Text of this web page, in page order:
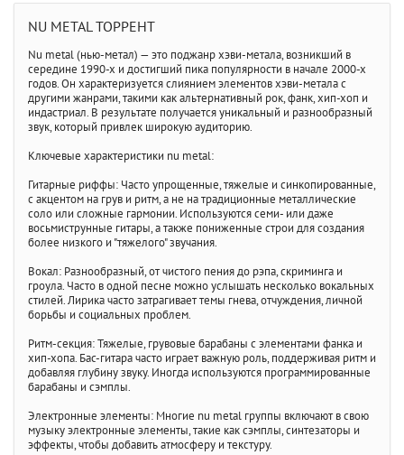
NU METAL ТОРРЕНТ
Nu metal (нью-метал) — это поджанр хэви-метала, возникший в
середине 1990-х и достигший пика популярности в начале 2000-х
годов. Он характеризуется слиянием элементов хэви-метала с
другими жанрами, такими как альтернативный рок, фанк, хип-хоп и
индастриал. В результате получается уникальный и разнообразный
звук, который привлек широкую аудиторию.
Ключевые характеристики nu metal:
Гитарные риффы: Часто упрощенные, тяжелые и синкопированные,
с акцентом на грув и ритм, а не на традиционные металлические
соло или сложные гармонии. Используются семи- или даже
восьмиструнные гитары, а также пониженные строи для создания
более низкого и "тяжелого" звучания.
Вокал: Разнообразный, от чистого пения до рэпа, скриминга и
гроула. Часто в одной песне можно услышать несколько вокальных
стилей. Лирика часто затрагивает темы гнева, отчуждения, личной
борьбы и социальных проблем.
Ритм-секция: Тяжелые, грувовые барабаны с элементами фанка и
хип-хопа. Бас-гитара часто играет важную роль, поддерживая ритм и
добавляя глубину звуку. Иногда используются программированные
барабаны и сэмплы.
Электронные элементы: Многие nu metal группы включают в свою
музыку электронные элементы, такие как сэмплы, синтезаторы и
эффекты, чтобы добавить атмосферу и текстуру.